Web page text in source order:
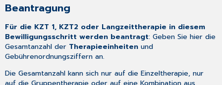
Beantragung
Für die KZT 1, KZT2 oder Langzeittherapie in diesem
Bewilligungsschritt werden beantragt: Geben Sie hier die
Gesamtanzahl der Therapieeinheiten und
Gebührenordnungsziffern an.
Die Gesamtanzahl kann sich nur auf die Einzeltherapie, nur